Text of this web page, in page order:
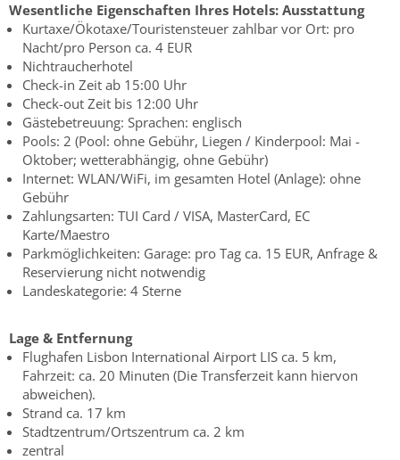
Wesentliche Eigenschaften Ihres Hotels: Ausstattung
Kurtaxe/Ökotaxe/Touristensteuer zahlbar vor Ort: pro
Nacht/pro Person ca. 4 EUR
Nichtraucherhotel
Check-in Zeit ab 15:00 Uhr
Check-out Zeit bis 12:00 Uhr
Gästebetreuung: Sprachen: englisch
Pools: 2 (Pool: ohne Gebühr, Liegen / Kinderpool: Mai -
Oktober; wetterabhängig, ohne Gebühr)
Internet: WLAN/WiFi, im gesamten Hotel (Anlage): ohne
Gebühr
Zahlungsarten: TUI Card / VISA, MasterCard, EC
Karte/Maestro
Parkmöglichkeiten: Garage: pro Tag ca. 15 EUR, Anfrage &
Reservierung nicht notwendig
Landeskategorie: 4 Sterne
Lage & Entfernung
Flughafen Lisbon International Airport LIS ca. 5 km,
Fahrzeit: ca. 20 Minuten (Die Transferzeit kann hiervon
abweichen).
Strand ca. 17 km
Stadtzentrum/Ortszentrum ca. 2 km
zentral